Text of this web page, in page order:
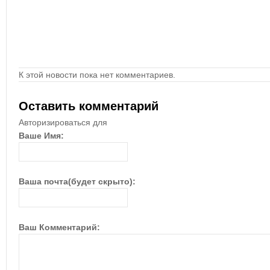
К этой новости пока нет комментариев.
Оставить комментарий
Авторизироваться для
Ваше Имя:
Ваша почта(будет скрыто):
Ваш Комментарий: